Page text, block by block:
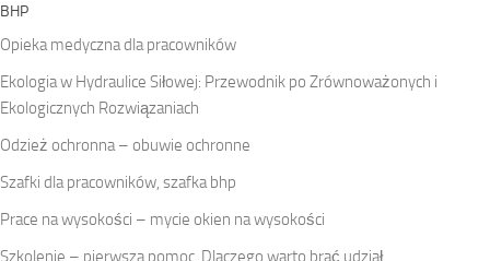
BHP
Opieka medyczna dla pracowników
Ekologia w Hydraulice Siłowej: Przewodnik po Zrównoważonych i
Ekologicznych Rozwiązaniach
Odzież ochronna – obuwie ochronne
Szafki dla pracowników, szafka bhp
Prace na wysokości – mycie okien na wysokości
Szkolenie – pierwsza pomoc. Dlaczego warto brać udział.